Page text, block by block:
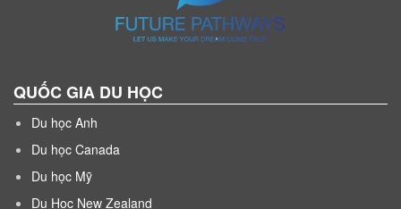
QUỐC GIA DU HỌC
Du học Anh
Du học Canada
Du học Mỹ
Du Học New Zealand